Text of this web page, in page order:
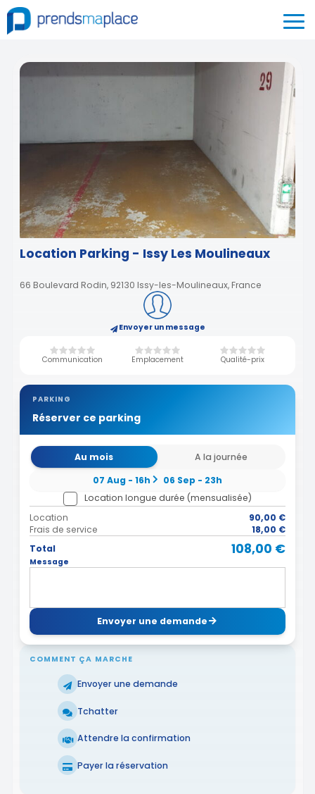
Location Parking - Issy Les Moulineaux
66 Boulevard Rodin, 92130 Issy-les-Moulineaux, France
Envoyer un message
Communication Emplacement Qualité-prix
PARKING
Réserver ce parking
Au mois
A la journée
07 Aug - 16h
06 Sep - 23h
Location longue durée (mensualisée)
Location
90,00 €
Frais de service
18,00 €
Total
108,00 €
Message
Envoyer une demande
COMMENT ÇA MARCHE
Envoyer une demande
Tchatter
Attendre la confirmation
Payer la réservation